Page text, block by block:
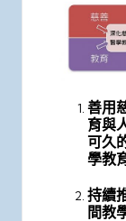
善用
育與
可久
學教
持續
間教